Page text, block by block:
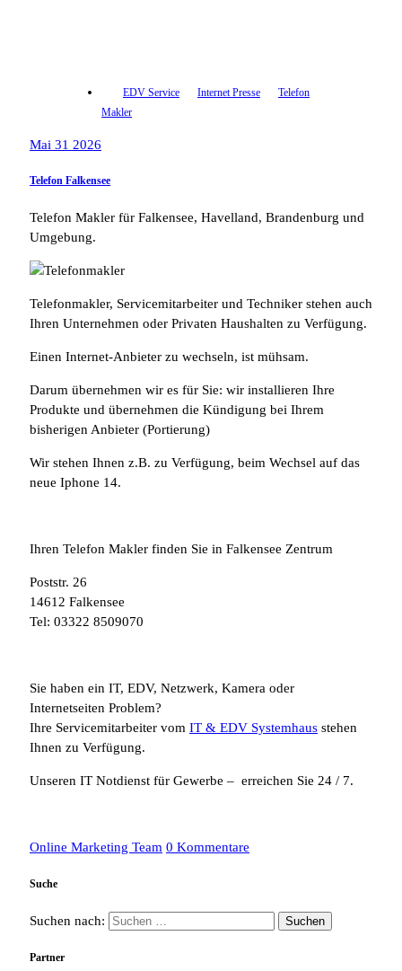
EDV Service Internet Presse
Telefon
Makler
Mai 31 2026
Telefon Falkensee
Telefon Makler für Falkensee, Havelland, Brandenburg und
Umgebung.
Telefonmakler, Servicemitarbeiter und Techniker stehen auch
Ihren Unternehmen oder Privaten Haushalten zu Verfügung.
Einen Internet-Anbieter zu wechseln, ist mühsam.
Darum übernehmen wir es für Sie: wir installieren Ihre
Produkte und übernehmen die Kündigung bei Ihrem
bisherigen Anbieter (Portierung)
Wir stehen Ihnen z.B. zu Verfügung, beim Wechsel auf das
neue Iphone 14.
Ihren Telefon Makler finden Sie in Falkensee Zentrum
Poststr. 26
14612 Falkensee
Tel: 03322 8509070
Sie haben ein IT, EDV, Netzwerk, Kamera oder
Internetseiten Problem?
Ihre Servicemitarbeiter vom IT & EDV Systemhaus stehen
Ihnen zu Verfügung.
Unseren IT Notdienst für Gewerbe – erreichen Sie 24 / 7.
Online Marketing Team 0 Kommentare
Suche
Suchen nach:
Partner